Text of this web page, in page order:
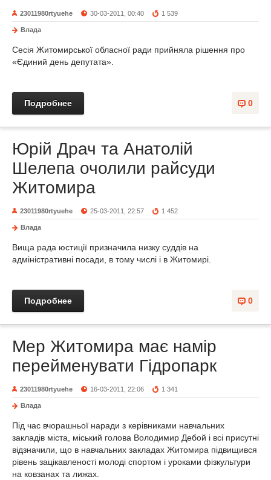
23011980rtyuehe 30-03-2011, 00:40 1 539
Влада
Сесія Житомирської обласної ради прийняла рішення про
«Єдиний день депутата».
0
Подробнее
Юрій Драч та Анатолій
Шелепа очолили райсуди
Житомира
23011980rtyuehe 25-03-2011, 22:57 1 452
Влада
Вища рада юстиції призначила низку суддів на
адміністративні посади, в тому числі і в Житомирі.
0
Подробнее
Мер Житомира має намір
перейменувати Гідропарк
23011980rtyuehe 16-03-2011, 22:06 1 341
Влада
Під час вчорашньої наради з керівниками навчальних
закладів міста, міський голова Володимир Дебой і всі присутні
відзначили, що в навчальних закладах Житомира підвищився
рівень зацікавленості молоді спортом і уроками фізкультури
на ковзанах та лижах.